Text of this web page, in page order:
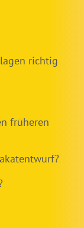
richtig
früheren